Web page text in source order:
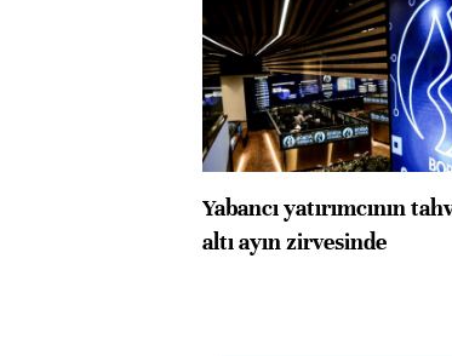
Yabancı yatırımcının
altı ayın zirvesinde